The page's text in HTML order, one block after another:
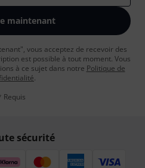
maintenant
vous acceptez de recevoir des
est possible à tout moment. Vous
à ce sujet dans notre Politique de
.
Requis
sécurité